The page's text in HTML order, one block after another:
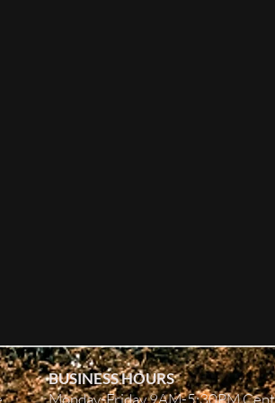
BUSINESS HOURS
Monday-Friday 9AM-5:30PM